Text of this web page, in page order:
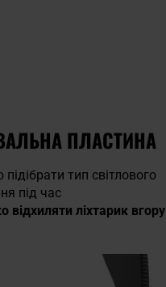
ПЛАСТИНА
тип світлового
під час
відхиляти ліхтарик вгору